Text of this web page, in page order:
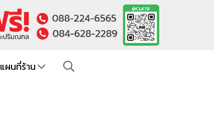
แผนที่ร้าน